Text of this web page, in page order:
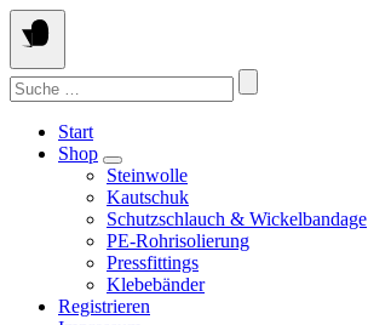
Springen
Sie
zum
Inhalt
Suchen
nach:
Start
Shop
Steinwolle
Kautschuk
Schutzschlauch & Wickelbandage
PE-Rohrisolierung
Pressfittings
Klebebänder
Registrieren